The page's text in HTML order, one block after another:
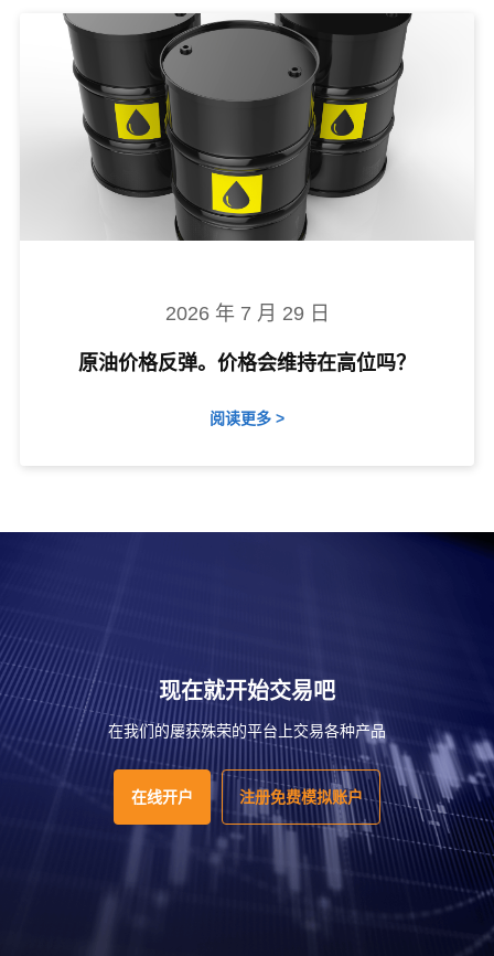
2026 年 7 月 29 日
原油价格反弹。价格会维持在高位吗？
阅读更多 >
现在就开始交易吧
在我们的屡获殊荣的平台上交易各种产品
在线开户 注册免费模拟账户